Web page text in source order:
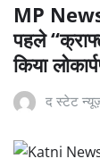
MP News
पहले
किया
द स्टेट